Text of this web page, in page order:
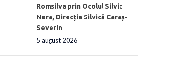
Romsilva prin Ocolul Silvic
Nera, Direcția Silvică Caraș-
Severin
5 august 2026